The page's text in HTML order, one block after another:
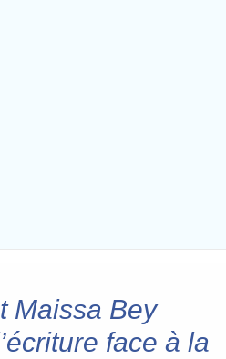
Maissa Bey
face à la